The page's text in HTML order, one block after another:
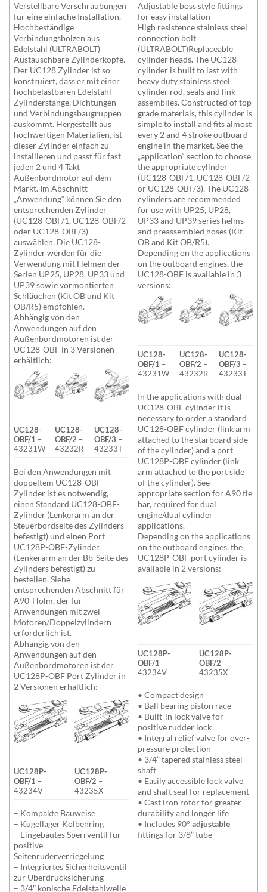
Verstellbare Verschraubungen
für eine einfache Installation.
Hochbeständige
Verbindungsbolzen aus
Edelstahl (ULTRABOLT)
Austauschbare Zylinderköpfe.
Der UC128 Zylinder ist so
konstruiert, dass er mit einer
hochbelastbaren Edelstahl-
Zylinderstange, Dichtungen
und Verbindungsbaugruppen
auskommt. Hergestellt aus
hochwertigen Materialien, ist
dieser Zylinder einfach zu
installieren und passt für fast
jeden 2 und 4 Takt
Außenbordmotor auf dem
Markt. Im Abschnitt
„Anwendung“ können Sie den
entsprechenden Zylinder
(UC128-OBF/1, UC128-OBF/2
oder UC128-OBF/3)
auswählen. Die UC128-
Zylinder werden für die
Verwendung mit Helmen der
Serien UP25, UP28, UP33 und
UP39 sowie vormontierten
Schläuchen (Kit OB und Kit
OB/R5) empfohlen.
Abhängig von den
Anwendungen auf den
Außenbordmotoren ist der
UC128-OBF in 3 Versionen
erhältlich:
UC128-
OBF/1 –
43231W
UC128-
OBF/2 –
43232R
UC128-
OBF/3 –
43233T
Bei den Anwendungen mit
doppeltem UC128-OBF-
Zylinder ist es notwendig,
einen Standard UC128-OBF-
Zylinder (Lenkerarm an der
Steuerbordseite des Zylinders
befestigt) und einen Port
UC128P-OBF-Zylinder
(Lenkerarm an der Bb-Seite des
Zylinders befestigt) zu
bestellen. Siehe
entsprechenden Abschnitt für
A90-Holm, der für
Anwendungen mit zwei
Motoren/Doppelzylindern
erforderlich ist.
Abhängig von den
Anwendungen auf den
Außenbordmotoren ist der
UC128P-OBF Port Zylinder in
2 Versionen erhältlich:
UC128P-
OBF/1 –
43234V
UC128P-
OBF/2 –
43235X
– Kompakte Bauweise
– Kugellager Kolbenring
– Eingebautes Sperrventil für
positive
Seitenruderverriegelung
– Integriertes Sicherheitsventil
zur Überdrucksicherung
– 3/4″ konische Edelstahlwelle
Adjustable boss style fittings
for easy installation
High resistence stainless steel
connection bolt
(ULTRABOLT)Replaceable
cylinder heads.The UC128
cylinder is built to last with
heavy duty stainless steel
cylinder rod, seals and link
assemblies. Constructed of top
grade materials, this cylinder is
simple to install and fits almost
every 2 and 4 stroke outboard
engine in the market. See the
„application“ section to choose
the appropriate cylinder
(UC128-OBF/1, UC128-OBF/2
or UC128-OBF/3). The UC128
cylinders are recommended
for use with UP25, UP28,
UP33 and UP39 series helms
and preassembled hoses (Kit
OB and Kit OB/R5).
Depending on the applications
on the outboard engines, the
UC128-OBF is available in 3
versions:
UC128-
OBF/1 –
43231W
UC128-
OBF/2 –
43232R
UC128-
OBF/3 –
43233T
In the applications with dual
UC128-OBF cylinder it is
necessary to order a standard
UC128-OBF cylinder (link arm
attached to the starboard side
of the cylinder) and a port
UC128P-OBF cylinder (link
arm attached to the port side
of the cylinder). See
appropriate section for A90 tie
bar, required for dual
engine/dual cylinder
applications.
Depending on the applications
on the outboard engines, the
UC128P-OBF port cylinder is
available in 2 versions:
UC128P-
OBF/1 –
43234V
UC128P-
OBF/2 –
43235X
• Compact design
• Ball bearing piston race
• Built-in lock valve for
positive rudder lock
• Integral relief valve for over-
pressure protection
• 3/4” tapered stainless steel
shaft
• Easily accessible lock valve
and shaft seal for replacement
• Cast iron rotor for greater
durability and longer life
• Includes 90°adjustable
fittings for 3/8” tube